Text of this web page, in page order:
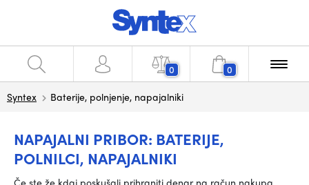
0 0
Syntex Baterije, polnjenje, napajalniki
NAPAJALNI PRIBOR: BATERIJE,
POLNILCI, NAPAJALNIKI
Če ste že kdaj poskušali prihraniti denar na račun nakupa